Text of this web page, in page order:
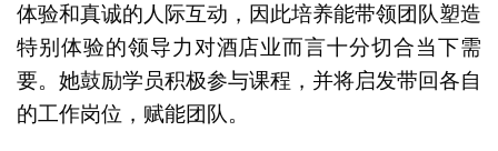
体验和真诚的人际互动，因此培养能带领团队塑造
特别体验的领导力对酒店业而言十分切合当下需
要。她鼓励学员积极参与课程，并将启发带回各自
的工作岗位，赋能团队。